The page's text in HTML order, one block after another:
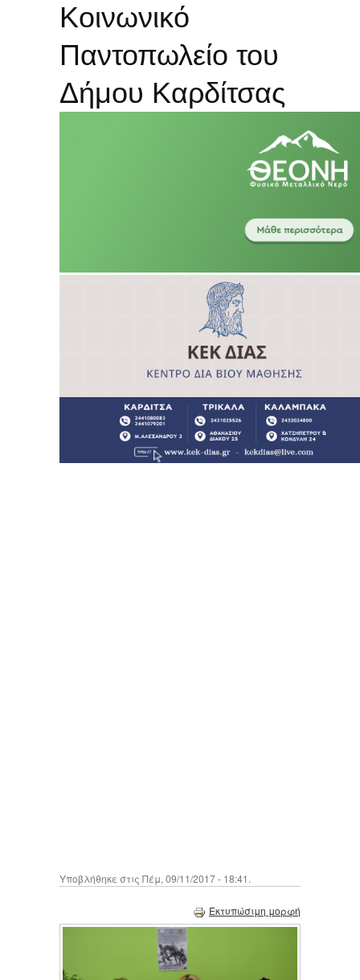
Κοινωνικό
Παντοπωλείο του
Δήμου Καρδίτσας
Υποβλήθηκε στις Πέμ, 09/11/2017 - 18:41.
Εκτυπώσιμη μορφή